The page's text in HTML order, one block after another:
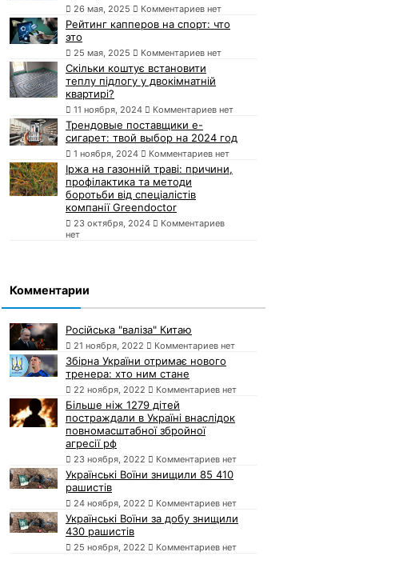
26 мая, 2025 Комментариев нет
Рейтинг капперов на спорт: что
это
25 мая, 2025 Комментариев нет
Скільки коштує встановити
теплу підлогу у двокімнатній
квартирі?
11 ноября, 2024 Комментариев нет
Трендовые поставщики e-
сигарет: твой выбор на 2024 год
1 ноября, 2024 Комментариев нет
Іржа на газонній траві: причини,
профілактика та методи
боротьби від спеціалістів
компанії Greendoctor
23 октября, 2024
Комментариев
нет
Комментарии
Російська "валіза" Китаю
21 ноября, 2022 Комментариев нет
Збірна України отримає нового
тренера: хто ним стане
22 ноября, 2022 Комментариев нет
Більше ніж 1279 дітей
постраждали в Україні внаслідок
повномасштабної збройної
агресії рф
23 ноября, 2022 Комментариев нет
Українські Воїни знищили 85 410
рашистів
24 ноября, 2022 Комментариев нет
Українські Воїни за добу знищили
430 рашистів
25 ноября, 2022 Комментариев нет